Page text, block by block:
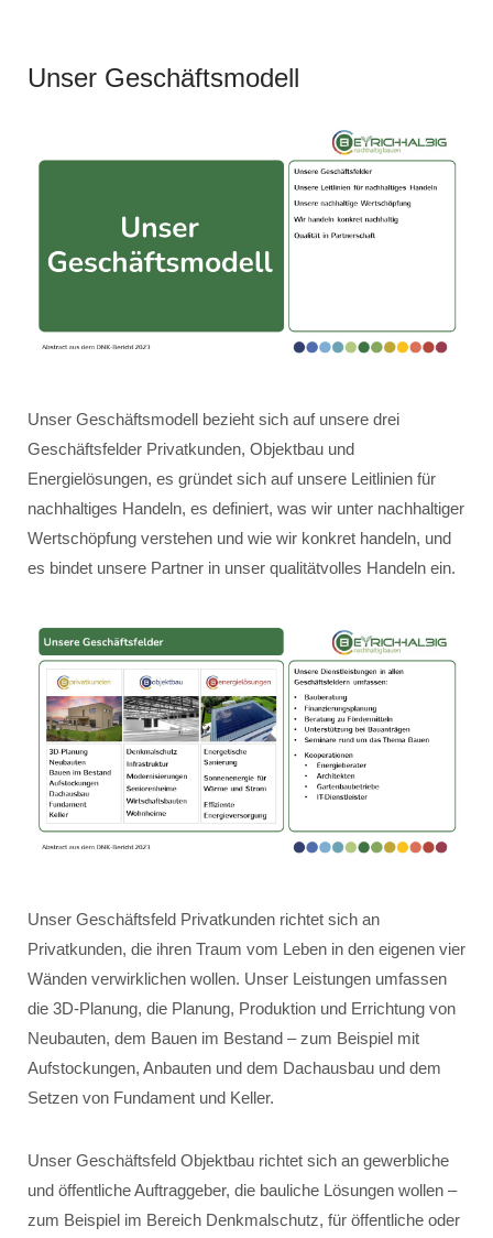
Unser Geschäftsmodell
Unser Geschäftsmodell bezieht sich auf unsere drei
Geschäftsfelder Privatkunden, Objektbau und
Energielösungen, es gründet sich auf unsere Leitlinien für
nachhaltiges Handeln, es definiert, was wir unter nachhaltiger
Wertschöpfung verstehen und wie wir konkret handeln, und
es bindet unsere Partner in unser qualitätvolles Handeln ein.
Unser Geschäftsfeld Privatkunden richtet sich an
Privatkunden, die ihren Traum vom Leben in den eigenen vier
Wänden verwirklichen wollen. Unser Leistungen umfassen
die 3D-Planung, die Planung, Produktion und Errichtung von
Neubauten, dem Bauen im Bestand – zum Beispiel mit
Aufstockungen, Anbauten und dem Dachausbau und dem
Setzen von Fundament und Keller.
Unser Geschäftsfeld Objektbau richtet sich an gewerbliche
und öffentliche Auftraggeber, die bauliche Lösungen wollen –
zum Beispiel im Bereich Denkmalschutz, für öffentliche oder